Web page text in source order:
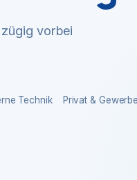
vorbei
Technik Privat &